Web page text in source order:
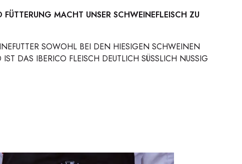
MACHT UNSER SCHWEINEFLEISCH ZU
SOWOHL BEI DEN HIESIGEN SCHWEINEN
DAS IBERICO FLEISCH DEUTLICH SÜSSLICH NUSSIG